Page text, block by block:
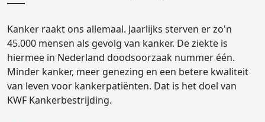
Kanker raakt ons allemaal. Jaarlijks sterven er zo'n
45.000 mensen als gevolg van kanker. De ziekte is
hiermee in Nederland doodsoorzaak nummer één.
Minder kanker, meer genezing en een betere kwaliteit
van leven voor kankerpatiënten. Dat is het doel van
KWF Kankerbestrijding.